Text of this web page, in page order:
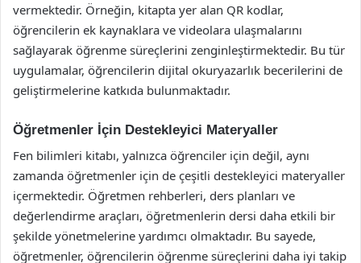
vermektedir. Örneğin, kitapta yer alan QR kodlar,
öğrencilerin ek kaynaklara ve videolara ulaşmalarını
sağlayarak öğrenme süreçlerini zenginleştirmektedir. Bu tür
uygulamalar, öğrencilerin dijital okuryazarlık becerilerini de
geliştirmelerine katkıda bulunmaktadır.
Öğretmenler İçin Destekleyici Materyaller
Fen bilimleri kitabı, yalnızca öğrenciler için değil, aynı
zamanda öğretmenler için de çeşitli destekleyici materyaller
içermektedir. Öğretmen rehberleri, ders planları ve
değerlendirme araçları, öğretmenlerin dersi daha etkili bir
şekilde yönetmelerine yardımcı olmaktadır. Bu sayede,
öğretmenler, öğrencilerin öğrenme süreçlerini daha iyi takip